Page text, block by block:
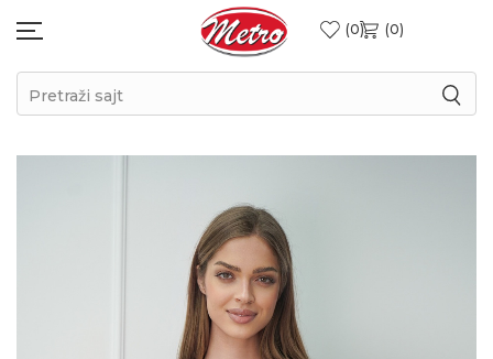
0 0
Pretraži sajt